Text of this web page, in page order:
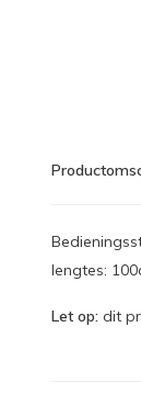
lengtes:
Let op: dit